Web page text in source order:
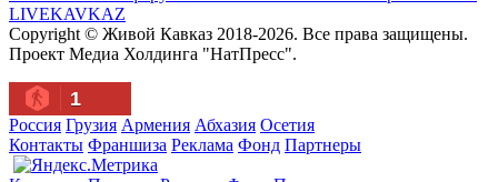
LIVEKAVKAZ
Copyright © Живой Кавказ 2018-2026. Все права защищены.
Проект Медиа Холдинга "НатПресс".
1
Россия Грузия Армения Абхазия Осетия
Контакты Франшиза Реклама Фонд Партнеры